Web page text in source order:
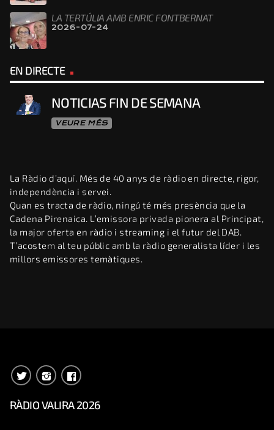
LA TERTÚLIA AMB ENRIC FONTBERNAT
2026-07-24
EN DIRECTE
NOTICIAS FIN DE SEMANA
VEURE MÉS
La Ràdio d’aquí. Més de 40 anys de ràdio en directe, rigor,
independència i servei.
Quan es tracta de ràdio, ningú té més presència que la
Cadena Pirenaica. L’emissora privada pionera al Principat,
la major oferta en ràdio i streaming i el futur del DAB.
T’acostem al teu públic amb la ràdio generalista líder i les
millors emissores temàtiques.
RÀDIO VALIRA 2026